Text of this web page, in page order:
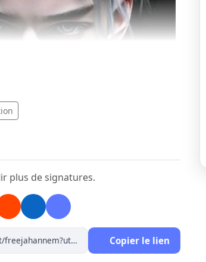
plus de signatures.
Copier le lien